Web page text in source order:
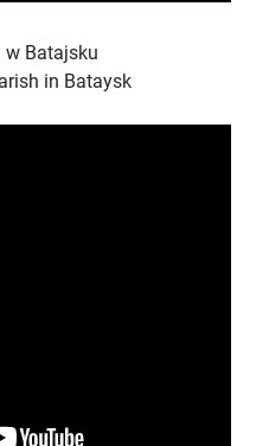
w Batajsku
in Bataysk